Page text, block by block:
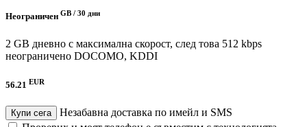
Неограничен GB / 30 дни
2 GB дневно с максимална скорост, след това 512 kbps
неограничено DOCOMO, KDDI
56.21 EUR
Купи сега
Незабавна доставка по имейл и SMS